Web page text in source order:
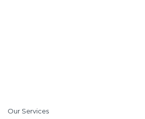
Our Services